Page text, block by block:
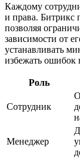
Каждому
и права. Битрикс
позволяя
зависимости от
устанавливать
избежать ошибок
Роль
Сотрудник
Менеджер